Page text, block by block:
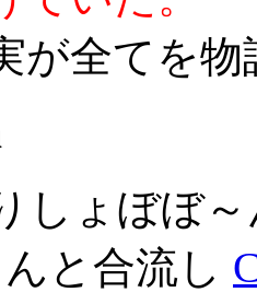
が全てを
しょぼぼ
と合流し